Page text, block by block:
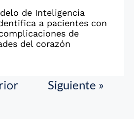
de Inteligencia
a pacientes con
de
del corazón
Siguiente »